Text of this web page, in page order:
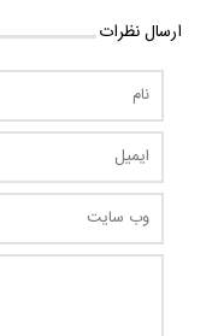
ارسال نظرات